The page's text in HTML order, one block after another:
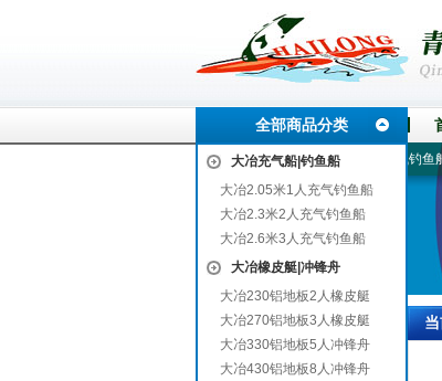
全部商品分类
大冶充气船|钓鱼船
大冶2.05米1人充气钓鱼船
大冶2.3米2人充气钓鱼船
大冶2.6米3人充气钓鱼船
大冶橡皮艇|冲锋舟
大冶230铝地板2人橡皮艇
大冶270铝地板3人橡皮艇
大冶330铝地板5人冲锋舟
大冶430铝地板8人冲锋舟
270铝地板3人橡皮艇 2.3米2人充气钓鱼船
当